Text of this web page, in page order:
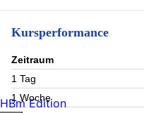
Kursperformance
Zeitraum
1 Tag
1 Woche
HBm Edition